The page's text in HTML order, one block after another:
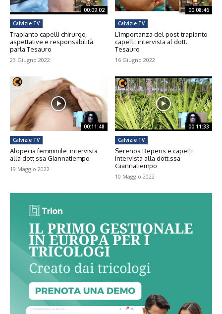
00:09:02
Calvizie TV
Trapianto capelli chirurgo,
aspettative e responsabilità:
parla Tesauro
23 Giugno 2022
00:08:46
Calvizie TV
L’importanza del post-trapianto
capelli: intervista al dott.
Tesauro
16 Giugno 2022
00:11:48
Calvizie TV
Alopecia femminile: intervista
alla dott.ssa Giannatiempo
19 Maggio 2022
00:11:33
Calvizie TV
Serenoa Repens e capelli:
intervista alla dott.ssa
Giannatiempo
10 Maggio 2022